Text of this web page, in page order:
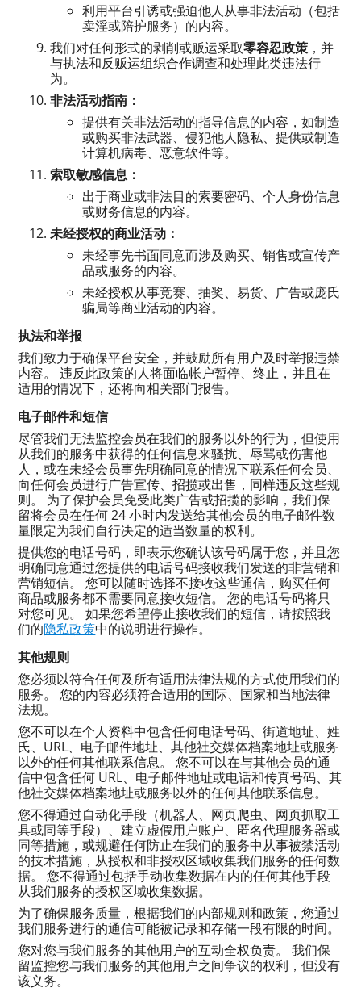
利用平台引诱或强迫他人从事非法活动（包括
卖淫或陪护服务）的内容。
我们对任何形式的剥削或贩运采取零容忍政策 ，并
与执法和反贩运组织合作调查和处理此类违法行
为。
非法活动指南：
提供有关非法活动的指导信息的内容，如制造
或购买非法武器、侵犯他人隐私、提供或制造
计算机病毒、恶意软件等。
索取敏感信息：
出于商业或非法目的索要密码、个人身份信息
或财务信息的内容。
未经授权的商业活动：
未经事先书面同意而涉及购买、销售或宣传产
品或服务的内容。
未经授权从事竞赛、抽奖、易货、广告或庞氏
骗局等商业活动的内容。
执法和举报
我们致力于确保平台安全，并鼓励所有用户及时举报违禁
内容。 违反此政策的人将面临帐户暂停、终止，并且在
适用的情况下，还将向相关部门报告。
电子邮件和短信
尽管我们无法监控会员在我们的服务以外的行为，但使用
从我们的服务中获得的任何信息来骚扰、辱骂或伤害他
人，或在未经会员事先明确同意的情况下联系任何会员、
向任何会员进行广告宣传、招揽或出售，同样违反这些规
则。 为了保护会员免受此类广告或招揽的影响，我们保
留将会员在任何 24 小时内发送给其他会员的电子邮件数
量限定为我们自行决定的适当数量的权利。
提供您的电话号码，即表示您确认该号码属于您，并且您
明确同意通过您提供的电话号码接收我们发送的非营销和
营销短信。 您可以随时选择不接收这些通信，购买任何
商品或服务都不需要同意接收短信。 您的电话号码将只
对您可见。 如果您希望停止接收我们的短信，请按照我
们的隐私政策中的说明进行操作。
其他规则
您必须以符合任何及所有适用法律法规的方式使用我们的
服务。 您的内容必须符合适用的国际、国家和当地法律
法规。
您不可以在个人资料中包含任何电话号码、街道地址、姓
氏、URL、电子邮件地址、其他社交媒体档案地址或服务
以外的任何其他联系信息。 您不可以在与其他会员的通
信中包含任何 URL、电子邮件地址或电话和传真号码、其
他社交媒体档案地址或服务以外的任何其他联系信息。
您不得通过自动化手段（机器人、网页爬虫、网页抓取工
具或同等手段）、建立虚假用户账户、匿名代理服务器或
同等措施，或规避任何防止在我们的服务中从事被禁活动
的技术措施，从授权和非授权区域收集我们服务的任何数
据。 您不得通过包括手动收集数据在内的任何其他手段
从我们服务的授权区域收集数据。
为了确保服务质量，根据我们的内部规则和政策，您通过
我们服务进行的通信可能被记录和存储一段有限的时间。
您对您与我们服务的其他用户的互动全权负责。 我们保
留监控您与我们服务的其他用户之间争议的权利，但没有
该义务。